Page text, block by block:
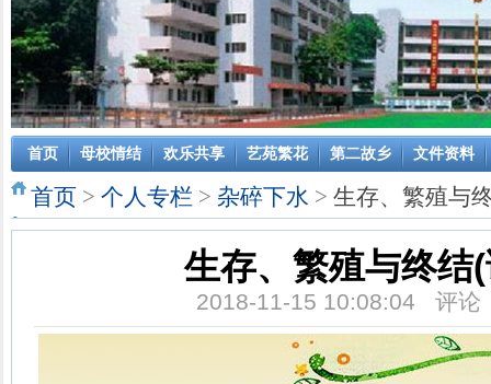
首页 母校情结 欢乐共享 艺苑繁花 第二故乡 文件资料
首页 > 个人专栏 > 杂碎下水 > 生存、繁殖与
生存、繁殖与终结
2018-11-15 10:08:04 评论